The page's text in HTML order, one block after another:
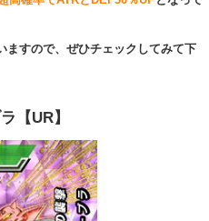
ますので、ぜひチェックしてみて下
【UR】